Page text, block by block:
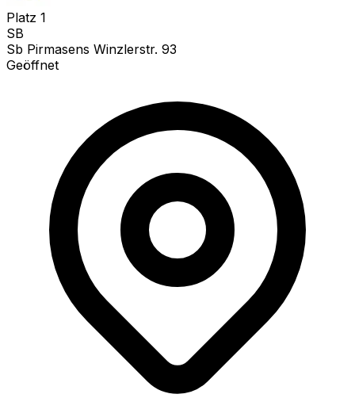
Platz 1
SB
Sb Pirmasens Winzlerstr. 93
Geöffnet